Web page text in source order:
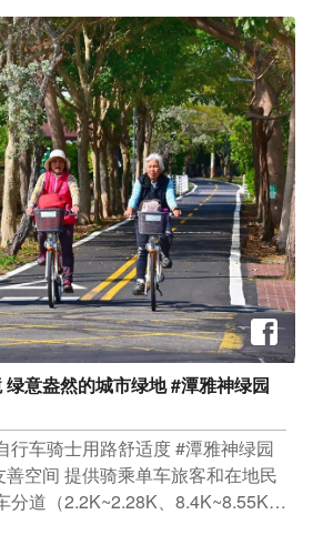
化园区 地址：台中市中区台湾大
港区艺术中心 地址：台中市清水区
宫保第园区 地址：台中市雾峰区民
就有机会让你的美照
博及台中观光旅游网上曝光喔！
#scenery #Landscape #taiwan
#여행 #풍경 #観光 #旅行 #
#台中景点 #打卡景点 #台中风景 #
中区景点 #台中驿铁道文化园区 #
雾峰林家宫保第园区
意盎然的城市绿地 #潭雅神绿园
行车骑士用路舒适度 #潭雅神绿园
空间 提供骑乘单车旅客和在地民
分道（2.2K~2.28K、8.4K~8.55K）
AC铣刨加铺（2.2K~2.28K） 景